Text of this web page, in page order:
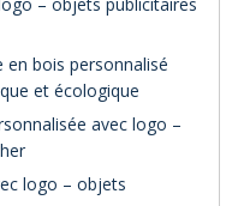
bois personnalisé
et écologique
avec logo –
logo – objets